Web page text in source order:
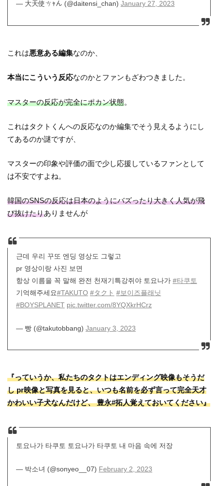
— 大天使ㄘｬん (@daitensi_chan) January 27, 2023
これは悪意ある編集なのか、
本当にこういう反応なのかとファンもざわつきました。
マスターの反応が完全にポカン状態。
これはタクトくんへの反応なのか編集でそう見えるようにし
てあるのか謎ですが、
マスターの印象や評価の面で少し応援しているファンとして
は不安ですよね。
韓国のSNSの反応は日本のようにバズったり大きく人気が飛
び抜けたりありませんが
근데 우리 꾸또 엔딩 영상도 그렇고
pr 영상이랑 사진 보면
항상 이름을 꼭 말해 완전 천재기특강쥐야 토요나가 #타쿠토
기억해주세요#TAKUTO #タクト #보이즈플래닛
#BOYSPLANET pic.twitter.com/8YQXkrHCrz
— 빵 (@takutobbang) January 3, 2023
『っていうか、私たちのタクトはエンディング映像もそうだ
し pr映像と写真を見ると、いつも名前を必ず言って完全天才
かわいい子犬なんだけど、 豊永#拓人覚えておいてください』
토요나가 타쿠토 토요나가 타쿠토 내 마음 속에 저장
— 박소녀 (@sonyeo__07) February 2, 2023